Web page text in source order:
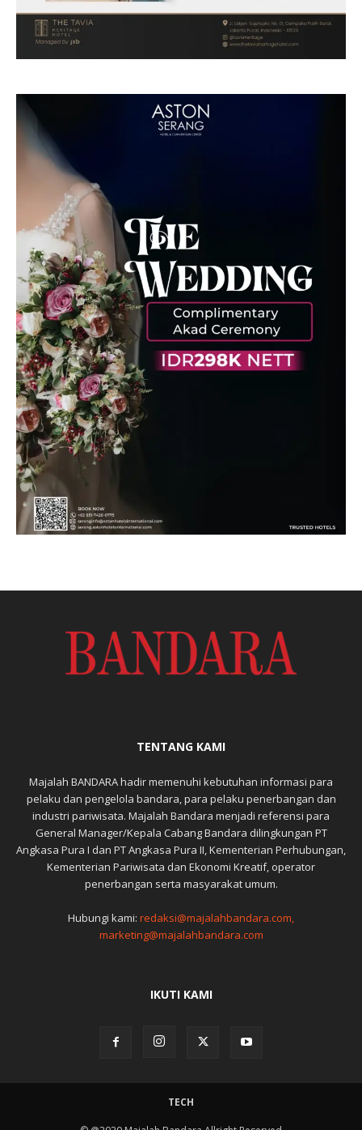
TENTANG KAMI
Majalah BANDARA hadir memenuhi kebutuhan informasi para
pelaku dan pengelola bandara, para pelaku penerbangan dan
industri pariwisata. Majalah Bandara menjadi referensi para
General Manager/Kepala Cabang Bandara dilingkungan PT
Angkasa Pura I dan PT Angkasa Pura II, Kementerian Perhubungan,
Kementerian Pariwisata dan Ekonomi Kreatif, operator
penerbangan serta masyarakat umum.
Hubungi kami: redaksi@majalahbandara.com,
marketing@majalahbandara.com
IKUTI KAMI
TECH